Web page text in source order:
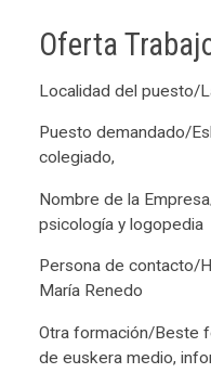
Oferta
Localidad del puesto/
Puesto demandado/
colegiado,
Nombre de la
psicología y logopedia
Persona de contacto/
María Renedo
Otra formación/Beste
de euskera medio,